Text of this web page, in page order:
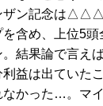
ザン記念は
含め、上位5
結果論で言え
益は出ていた
なかった…。マ